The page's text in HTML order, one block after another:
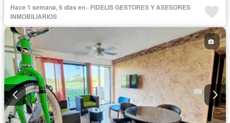
Hace 1 semana, 6 días en - FIDELIS GESTORES Y ASESORES
INMOBILIARIOS